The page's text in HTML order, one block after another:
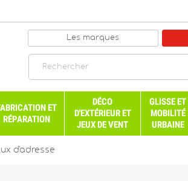
Les marques
ET
RÉPARATION
DÉCO
D'EXTÉRIEUR ET
JEUX DE VENT
GLISSE ET
MOBILITÉ
URBAINE
d'adresse